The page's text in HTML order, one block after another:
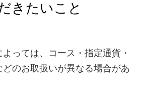
きたいこと
っては、コース・指定通貨・
どのお取扱いが異なる場合があ